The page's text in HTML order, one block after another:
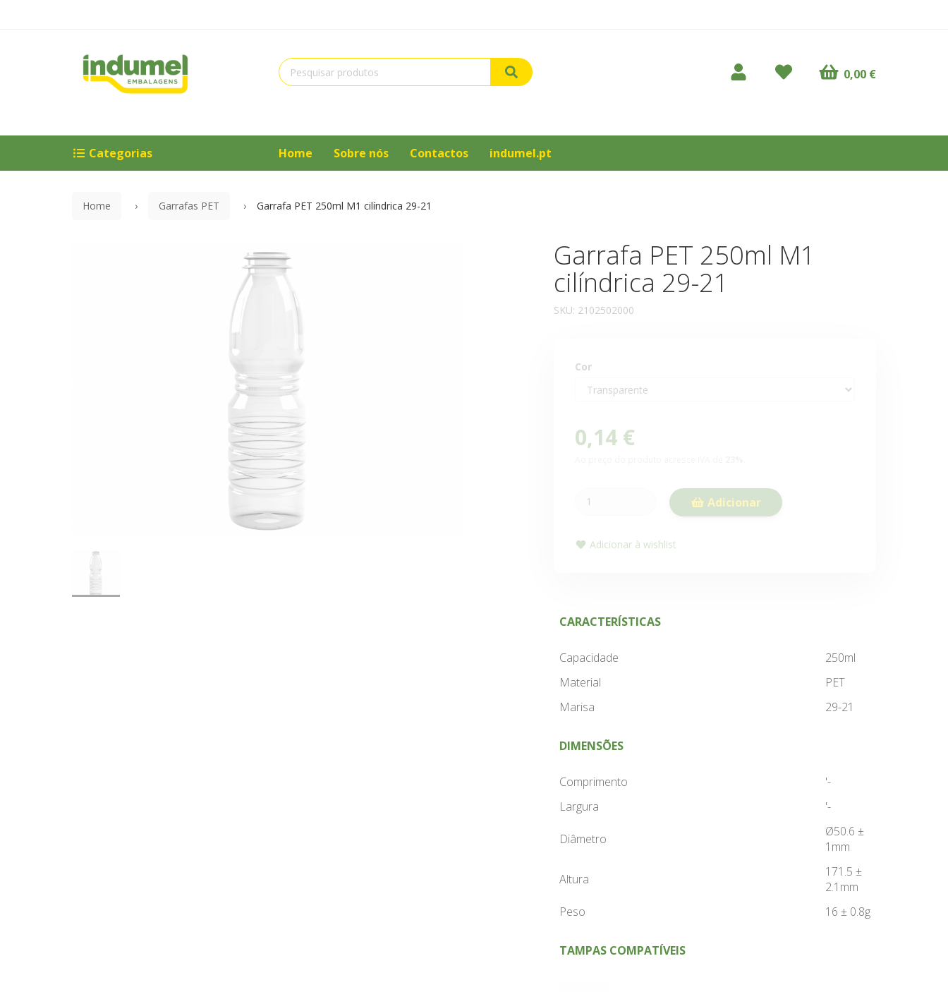
0,00 €
Home Sobre nós Contactos indumel.pt
Categorias
Home Garrafas PET Garrafa PET 250ml M1 cilíndrica 29-21
Garrafa PET 250ml M1
cilíndrica 29-21
SKU: 2102502000
Cor
0,14 €
Adicionar
Adicionar à wishlist
CARACTERÍSTICAS
Capacidade
250ml
Material
PET
Marisa
29-21
DIMENSÕES
Comprimento
'-
Largura
'-
Diâmetro
Ø50.6 ±
1mm
Altura
171.5 ±
2.1mm
Peso
16 ± 0.8g
TAMPAS COMPATÍVEIS